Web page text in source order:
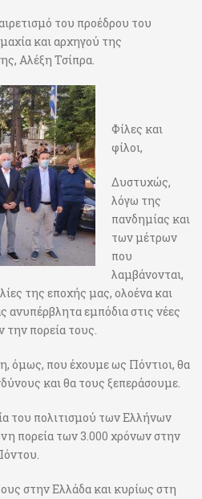
του προέδρου του
και αρχηγού της
Αλέξη Τσίπρα.
Φίλες και
φίλοι,
Δυστυχώς,
λόγω της
πανδημίας και
των μέτρων
που
λαμβάνονται,
της εποχής μας, ολοένα και
ανυπέρβλητα εμπόδια στις νέες
την πορεία τους.
όμως, που έχουμε ως Πόντιοι, θα
και θα τους ξεπεράσουμε.
του πολιτισμού των Ελλήνων
πορεία των 3.000 χρόνων στην
στην Ελλάδα και κυρίως στη